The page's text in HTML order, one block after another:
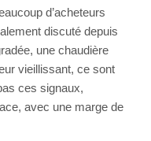
d’acheteurs
discuté depuis
une chaudière
vieillissant, ce sont
ces signaux,
avec une marge de